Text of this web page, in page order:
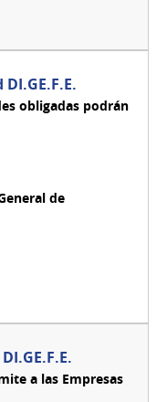
obligadas podrán
de
a las Empresas